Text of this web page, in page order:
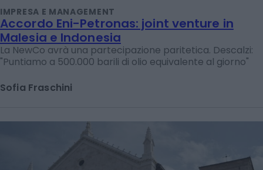
IMPRESA E MANAGEMENT
Accordo Eni-Petronas: joint venture in
Malesia e Indonesia
La NewCo avrà una partecipazione paritetica. Descalzi:
"Puntiamo a 500.000 barili di olio equivalente al giorno"
Sofia Fraschini